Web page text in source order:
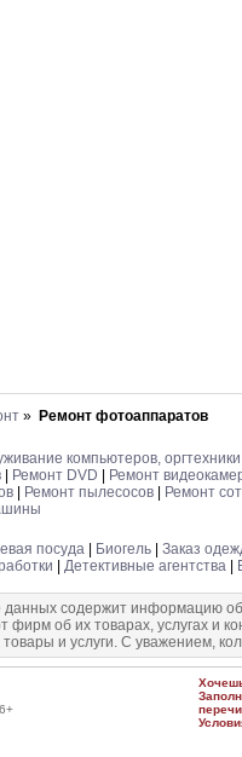
» Ремонт фотоаппаратов
компьютеров, оргтехники
Ремонт DVD
Ремонт
Ремонт пылесосов
Ремонт
посуда Биогель
Заказ
Детективные агентства
содержит информацию
об их товарах, услугах и
и услуги. С уважением,